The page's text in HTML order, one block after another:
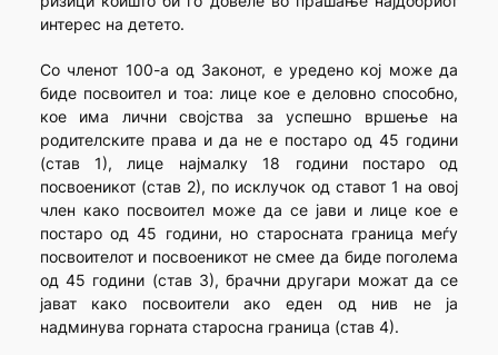
интерес на детето.
Со членот 100-а од Законот, е уредено кој може да
биде посвоител и тоа: лице кое е деловно способно,
кое има лични својства за успешно вршење на
родителските права и да не е постаро од 45 години
(став 1), лице најмалку 18 години постаро од
посвоеникот (став 2), по исклучок од ставот 1 на овој
член како посвоител може да се јави и лице кое е
постаро од 45 години, но старосната граница меѓу
посвоителот и посвоеникот не смее да биде поголема
од 45 години (став 3), брачни другари можат да се
јават како посвоители ако еден од нив не ја
надминува горната старосна граница (став 4).